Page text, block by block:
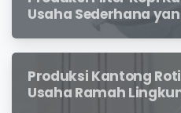
Usaha Sederhana
Diminati Pecinta Kopi
Produksi Kantong
Usaha Ramah